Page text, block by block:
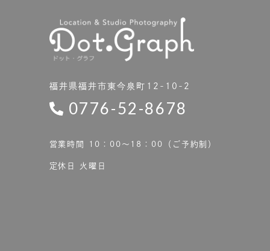
福井県福井市東今泉町12-10-2
0776-52-8678
営業時間 10：00〜18：00（ご予約制）
定休日 火曜日